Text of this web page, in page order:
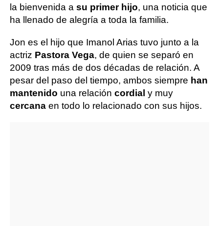
la bienvenida a su primer hijo, una noticia que
ha llenado de alegría a toda la familia.
Jon es el hijo que Imanol Arias tuvo junto a la
actriz Pastora Vega, de quien se separó en
2009 tras más de dos décadas de relación. A
pesar del paso del tiempo, ambos siempre han
mantenido una relación cordial y muy
cercana en todo lo relacionado con sus hijos.